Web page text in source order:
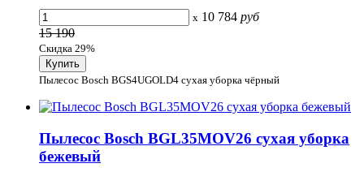
x 10 784 руб
15 190
Скидка 29%
Пылесос Bosch BGS4UGOLD4 сухая уборка чёрный
Пылесос Bosch BGL35MOV26 сухая уборка
бежевый